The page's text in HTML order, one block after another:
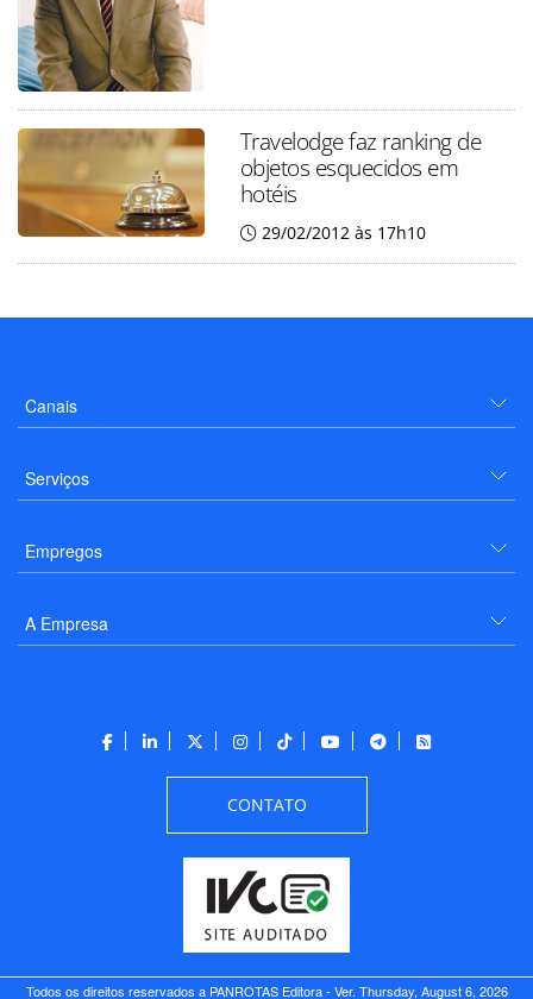
Travelodge faz ranking de
objetos esquecidos em
hotéis
29/02/2012 às 17h10
Canais
Serviços
Empregos
A Empresa
CONTATO
Todos os direitos reservados a PANROTAS Editora - Ver. Thursday, August 6, 2026